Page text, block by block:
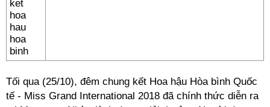
Tối qua (25/10), đêm chung kết Hoa hậu Hòa bình Quốc
tế - Miss Grand International 2018 đã chính thức diễn ra